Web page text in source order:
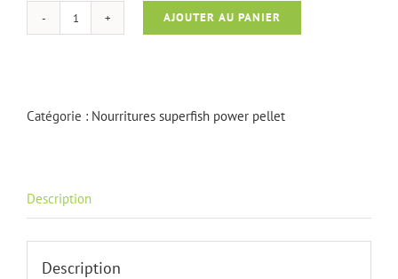
quantité
pellet
AJOUTER AU PANIER
Catégorie : Nourritures superfish power pellet
Description
Description